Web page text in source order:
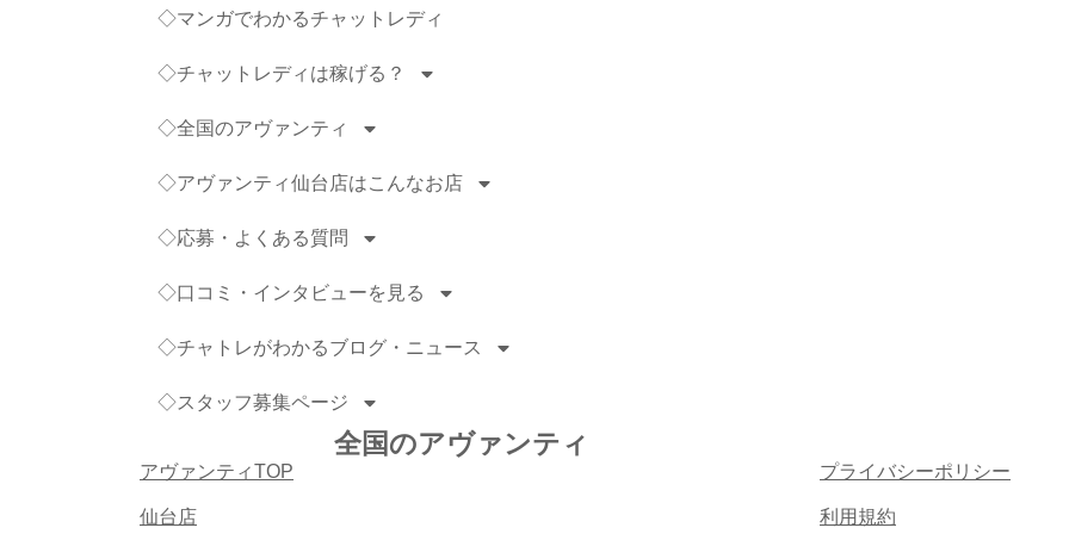
◇マンガでわかるチャットレディ
◇チャットレディは稼げる？
◇全国のアヴァンティ
◇アヴァンティ仙台店はこんなお店
◇応募・よくある質問
◇口コミ・インタビューを見る
◇チャトレがわかるブログ・ニュース
◇スタッフ募集ページ
全国のアヴァンティ
アヴァンティTOP
仙台店
プライバシーポリシー
利用規約